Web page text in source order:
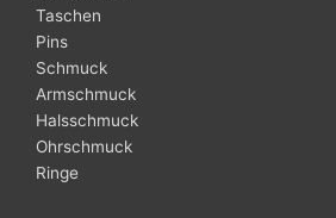
Taschen
Pins
Schmuck
Armschmuck
Halsschmuck
Ohrschmuck
Ringe